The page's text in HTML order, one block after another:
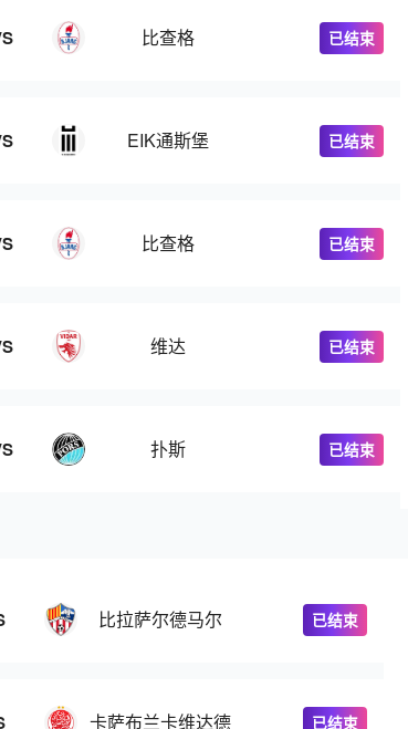
比查格 已结束
EIK通斯堡 已结束
比查格 已结束
维达 已结束
扑斯 已结束
比拉萨尔德马尔 已结束
卡萨布兰卡维达德 已结束